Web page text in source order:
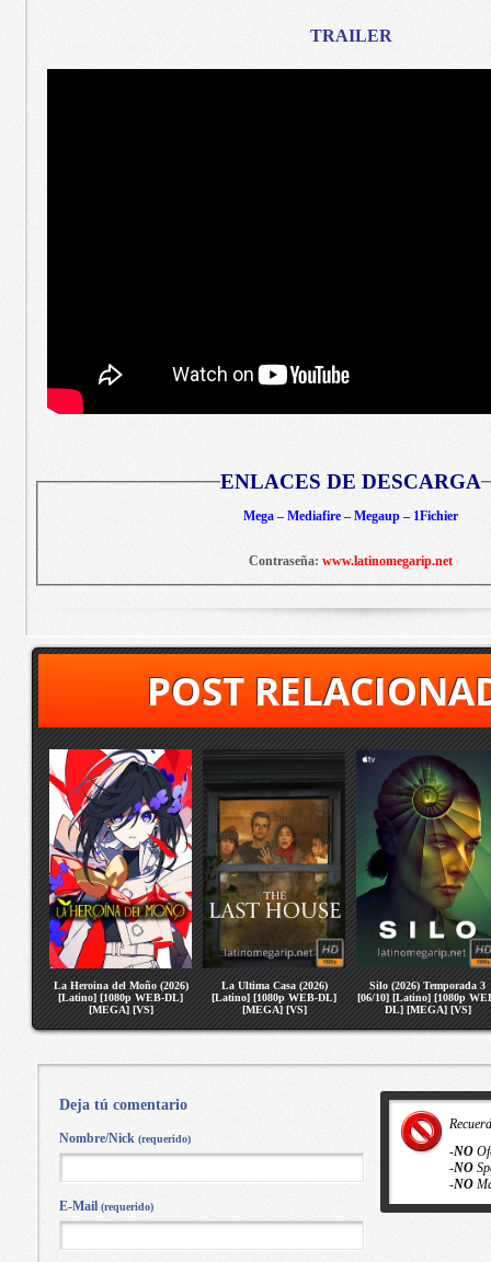
TRAILER
ENLACES DE DESCARGA
Mega – Mediafire – Megaup – 1Fichier
Contraseña: www.latinomegarip.net
POST
La Heroina del Moño (2026)
[Latino] [1080p WEB-DL]
[MEGA] [VS]
La Ultima Casa (2026)
[Latino] [1080p WEB-DL]
[MEGA] [VS]
Silo (2026) Temporada 3
[06/10] [Latino] [1080p
DL] [MEGA] [VS]
-NO
-NO
-NO
Deja tú comentario
Nombre/Nick (requerido)
E-Mail (requerido)